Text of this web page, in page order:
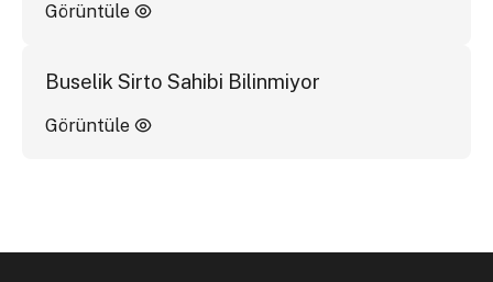
Görüntüle
Buselik Sirto Sahibi Bilinmiyor
Görüntüle